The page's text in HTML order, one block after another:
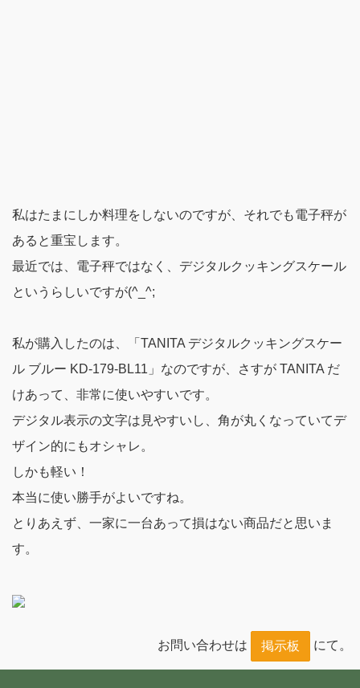
私はたまにしか料理をしないのですが、それでも電子秤が
あると重宝します。
最近では、電子秤ではなく、デジタルクッキングスケール
というらしいですが(^_^;
私が購入したのは、「TANITA デジタルクッキングスケー
ル ブルー KD-179-BL11」なのですが、さすが TANITA だ
けあって、非常に使いやすいです。
デジタル表示の文字は見やすいし、角が丸くなっていてデ
ザイン的にもオシャレ。
しかも軽い！
本当に使い勝手がよいですね。
とりあえず、一家に一台あって損はない商品だと思いま
す。
お問い合わせは 掲示板 にて。